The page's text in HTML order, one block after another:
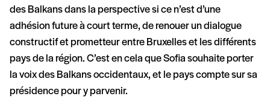
des Balkans dans la perspective si ce n’est d’une
adhésion future à court terme, de renouer un dialogue
constructif et prometteur entre Bruxelles et les différents
pays de la région. C’est en cela que Sofia souhaite porter
la voix des Balkans occidentaux, et le pays compte sur sa
présidence pour y parvenir.